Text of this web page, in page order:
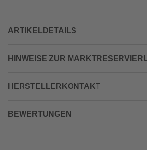
ARTIKELDETAILS
HINWEISE ZUR
HERSTELLERKONTAKT
BEWERTUNGEN